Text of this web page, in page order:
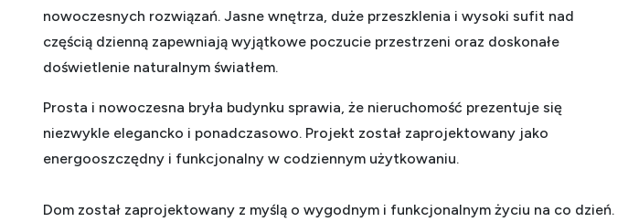
nowoczesnych rozwiązań. Jasne wnętrza, duże przeszklenia i wysoki sufit nad
częścią dzienną zapewniają wyjątkowe poczucie przestrzeni oraz doskonałe
doświetlenie naturalnym światłem.
Prosta i nowoczesna bryła budynku sprawia, że nieruchomość prezentuje się
niezwykle elegancko i ponadczasowo. Projekt został zaprojektowany jako
energooszczędny i funkcjonalny w codziennym użytkowaniu.
Dom został zaprojektowany z myślą o wygodnym i funkcjonalnym życiu na co dzień.